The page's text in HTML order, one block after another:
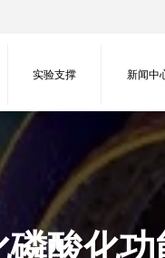
实验支撑 新闻中
酸化